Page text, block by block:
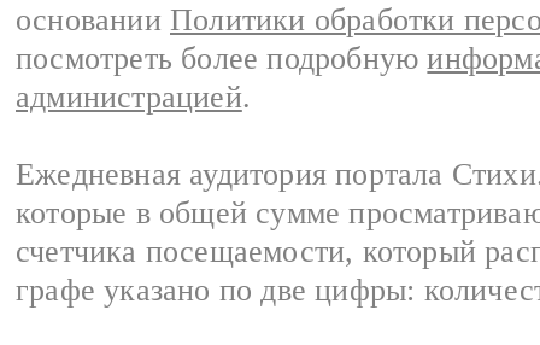
основании Политики обработки
посмотреть более подробную
администрацией.
Ежедневная аудитория портала
которые в общей сумме
счетчика посещаемости, который
графе указано по две цифры: